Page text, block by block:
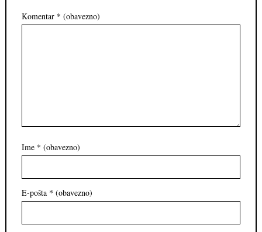
Komentar * (obavezno)
Ime * (obavezno)
E-pošta * (obavezno)